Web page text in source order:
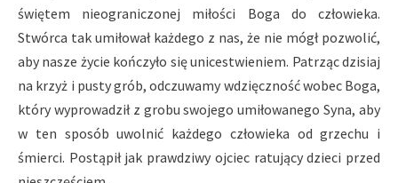
świętem nieograniczonej miłości Boga do człowieka.
Stwórca tak umiłował każdego z nas, że nie mógł pozwolić,
aby nasze życie kończyło się unicestwieniem. Patrząc dzisiaj
na krzyż i pusty grób, odczuwamy wdzięczność wobec Boga,
który wyprowadził z grobu swojego umiłowanego Syna, aby
w ten sposób uwolnić każdego człowieka od grzechu i
śmierci. Postąpił jak prawdziwy ojciec ratujący dzieci przed